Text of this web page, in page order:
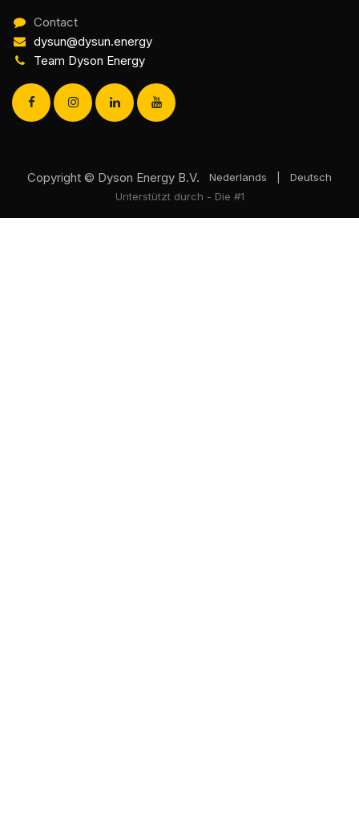
Contact
dysun@dysun.energy
Team Dyson Energy
Copyright © Dyson Energy B.V. Nederlands
Deutsch
Unterstützt durch - Die #1